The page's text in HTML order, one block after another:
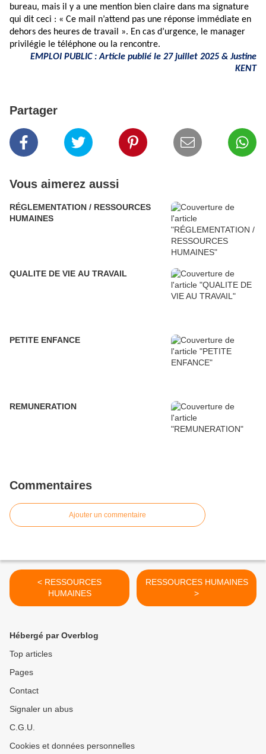
bureau, mais il y a une mention bien claire dans ma signature
qui dit ceci : « Ce mail n’attend pas une réponse immédiate en
dehors des heures de travail ». En cas d’urgence, le manager
privilégie le téléphone ou la rencontre.
EMPLOI PUBLIC : Article publié le 27 juillet 2025 & Justine
KENT
Partager
Vous aimerez aussi
RÉGLEMENTATION / RESSOURCES
HUMAINES
QUALITE DE VIE AU TRAVAIL
PETITE ENFANCE
REMUNERATION
Commentaires
Ajouter un commentaire
< RESSOURCES
HUMAINES
RESSOURCES HUMAINES
>
Hébergé par Overblog
Top articles
Pages
Contact
Signaler un abus
C.G.U.
Cookies et données personnelles